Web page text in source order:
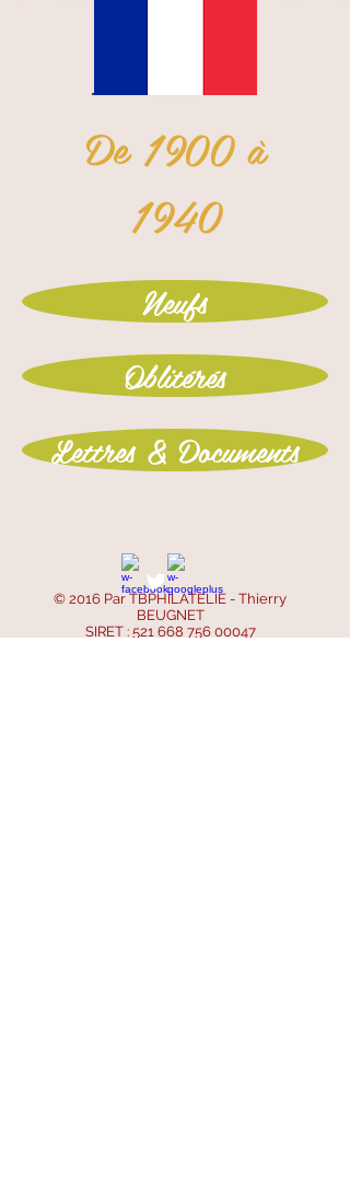
De 1900 à
1940
Neufs
Oblitérés
Lettres & Documents
© 2016 Par TBPHILATELIE - Thierry
BEUGNET
SIRET : 521 668 756 00047